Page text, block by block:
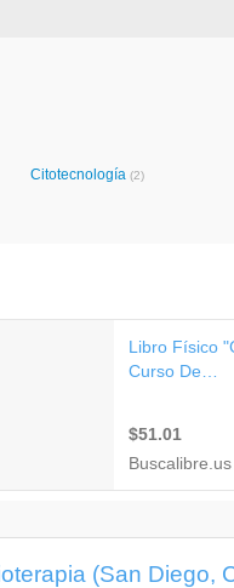
Citotecnología (2)
(San Diego,